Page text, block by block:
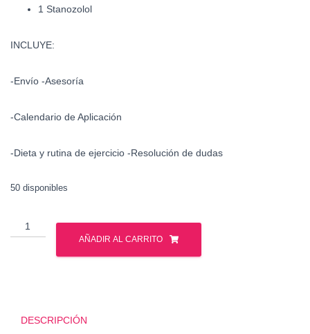
1 Stanozolol
INCLUYE:
-Envío -Asesoría
-Calendario de Aplicación
-Dieta y rutina de ejercicio -Resolución de dudas
50 disponibles
Ciclo
de
esteroides
AÑADIR AL CARRITO
DESCRIPCIÓN